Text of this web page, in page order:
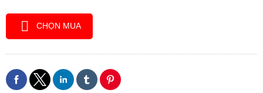
CHỌN MUA